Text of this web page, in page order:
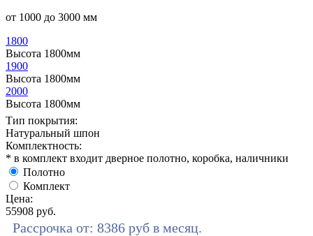
от 1000 до 3000 мм
1800
Высота 1800мм
1900
Высота 1800мм
2000
Высота 1800мм
Тип покрытия:
Натуральный шпон
Комплектность:
* в комплект входит дверное полотно, коробка, наличники
Полотно
Комплект
Цена:
55908 руб.
Рассрочка от: 8386 руб в месяц.